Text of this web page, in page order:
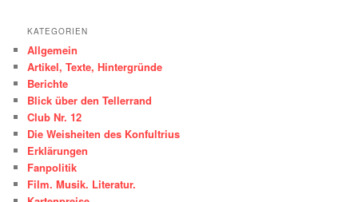
KATEGORIEN
Allgemein
Artikel, Texte, Hintergründe
Berichte
Blick über den Tellerrand
Club Nr. 12
Die Weisheiten des Konfultrius
Erklärungen
Fanpolitik
Film. Musik. Literatur.